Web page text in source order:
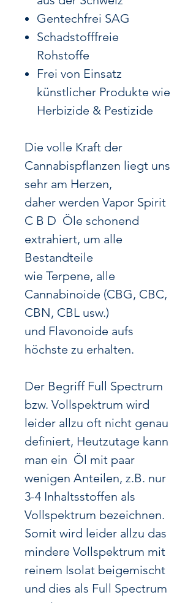
Gentechfrei SAG
Schadstofffreie
Rohstoffe
Frei von Einsatz
künstlicher Produkte wie
Herbizide & Pestizide
Die volle Kraft der
Cannabispflanzen liegt uns
sehr am Herzen,
daher werden Vapor Spirit
C B D Öle schonend
extrahiert, um alle
Bestandteile
wie Terpene, alle
Cannabinoide (CBG, CBC,
CBN, CBL usw.)
und Flavonoide aufs
höchste zu erhalten.
Der Begriff Full Spectrum
bzw. Vollspektrum wird
leider allzu oft nicht genau
definiert, Heutzutage kann
man ein Öl mit paar
wenigen Anteilen, z.B. nur
3-4 Inhaltsstoffen als
Vollspektrum bezeichnen.
Somit wird leider allzu das
mindere Vollspektrum mit
reinem Isolat beigemischt
und dies als Full Spectrum